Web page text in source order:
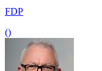
FDP
()